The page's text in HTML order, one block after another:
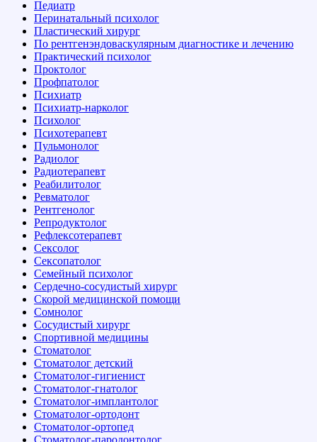
Педиатр
Перинатальный психолог
Пластический хирург
По рентгенэндоваскулярным диагностике и лечению
Практический психолог
Проктолог
Профпатолог
Психиатр
Психиатр-нарколог
Психолог
Психотерапевт
Пульмонолог
Радиолог
Радиотерапевт
Реабилитолог
Ревматолог
Рентгенолог
Репродуктолог
Рефлексотерапевт
Сексолог
Сексопатолог
Семейный психолог
Сердечно-сосудистый хирург
Скорой медицинской помощи
Сомнолог
Сосудистый хирург
Спортивной медицины
Стоматолог
Стоматолог детский
Стоматолог-гигиенист
Стоматолог-гнатолог
Стоматолог-имплантолог
Стоматолог-ортодонт
Стоматолог-ортопед
Стоматолог-пародонтолог